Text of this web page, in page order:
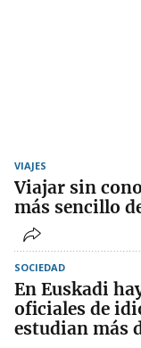
VIAJES
Viajar sin
más sencillo
SOCIEDAD
En Euskadi
oficiales de
estudian más